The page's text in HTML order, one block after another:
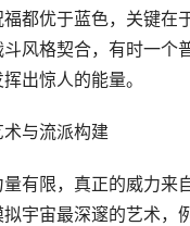
都优于蓝色，关键在
斗风格契合，有时一个
出惊人的能量。
与流派构建
有限，真正的威力来
宇宙最深邃的艺术，